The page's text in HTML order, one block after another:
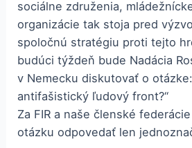
sociálne združenia,
organizácie tak stoja pred
spoločnú stratégiu proti tejto
budúci týždeň bude Nadácia
v Nemecku diskutovať o
antifašistický ľudový front?“
Za FIR a naše členské
otázku odpovedať len